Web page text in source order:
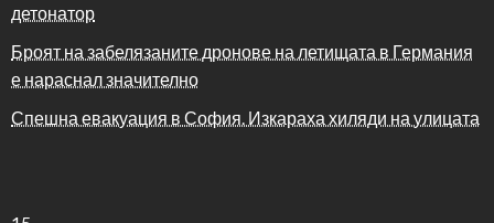
детонатор
Броят на забелязаните дронове на летищата в Германия
е нараснал значително
Спешна евакуация в София. Изкараха хиляди на улицата